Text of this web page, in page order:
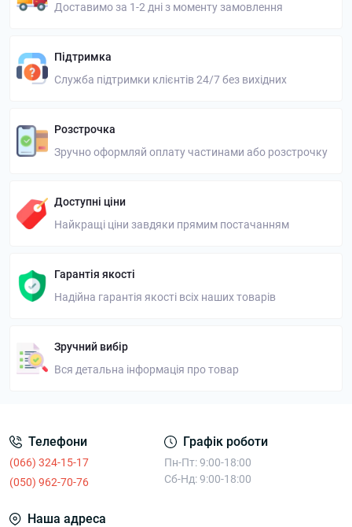
Доставимо за 1-2 дні з моменту замовлення
Підтримка
Служба підтримки клієнтів 24/7 без вихідних
Розстрочка
Зручно оформляй оплату частинами або розстрочку
Доступні ціни
Найкращі ціни завдяки прямим постачанням
Гарантія якості
Надійна гарантія якості всіх наших товарів
Зручний вибір
Вся детальна інформація про товар
Телефони
(066) 324-15-17
(050) 962-70-76
Графік роботи
Пн-Пт: 9:00-18:00
Сб-Нд: 9:00-18:00
Наша адреса